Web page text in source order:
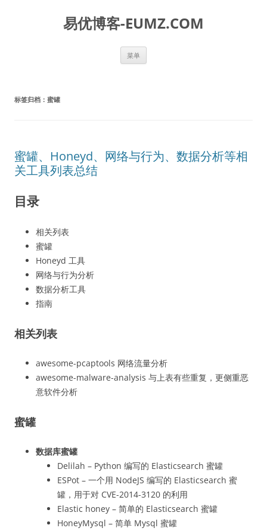
易优博客-EUMZ.COM
菜单
标签归档： 蜜罐
蜜罐、Honeyd、网络与行为、数据分析等相
关工具列表总结
目录
相关列表
蜜罐
Honeyd 工具
网络与行为分析
数据分析工具
指南
相关列表
awesome-pcaptools 网络流量分析
awesome-malware-analysis 与上表有些重复，更侧重恶
意软件分析
蜜罐
数据库蜜罐
Delilah – Python 编写的 Elasticsearch 蜜罐
ESPot – 一个用 NodeJS 编写的 Elasticsearch 蜜
罐，用于对 CVE-2014-3120 的利用
Elastic honey – 简单的 Elasticsearch 蜜罐
HoneyMysql – 简单 Mysql 蜜罐